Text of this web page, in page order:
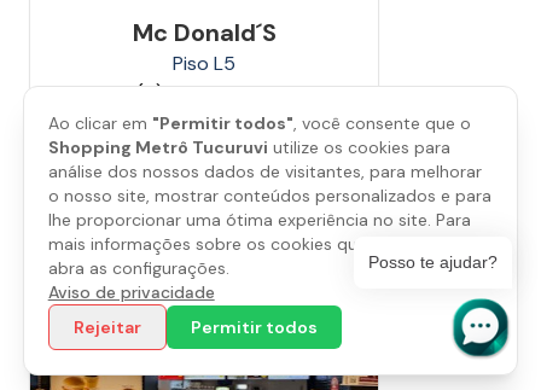
Ao clicar em "Permitir todos", você consente que o
Shopping Metrô Tucuruvi utilize os cookies para
análise dos nossos dados de visitantes, para melhorar
o nosso site, mostrar conteúdos personalizados e para
lhe proporcionar uma ótima experiência no site. Para
mais informações sobre os cookies que utilizamos,
abra as configurações.
Aviso de privacidade
Rejeitar
Permitir todos
Mc Donald´s
Piso L5
(11) 4322-0992
Saiba mais
Posso te ajudar?